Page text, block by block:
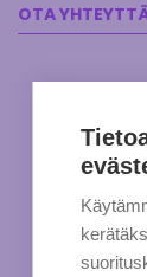
OTA